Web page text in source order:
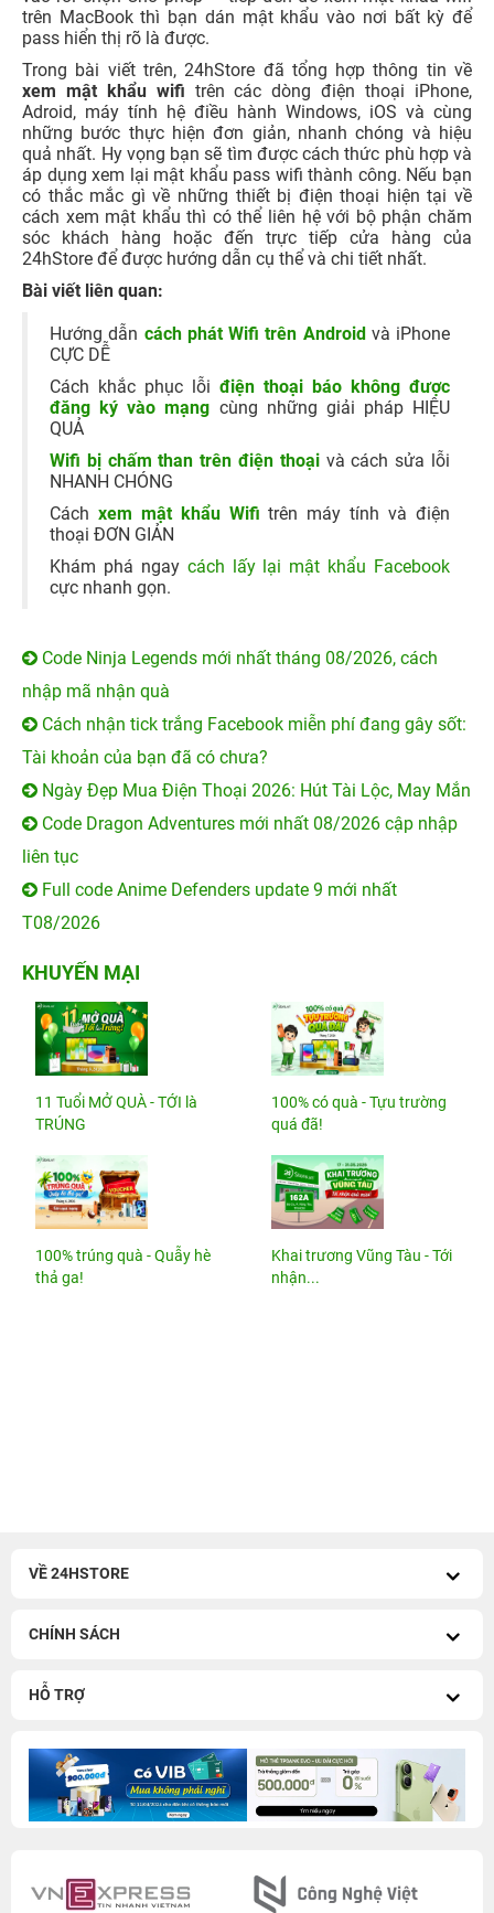
trên MacBook thì bạn dán mật khẩu vào nơi bất kỳ để
pass hiển thị rõ là được.
Trong bài viết trên, 24hStore đã tổng hợp thông tin về
xem mật khẩu wifi trên các dòng điện thoại iPhone,
Adroid, máy tính hệ điều hành Windows, iOS và cùng
những bước thực hiện đơn giản, nhanh chóng và hiệu
quả nhất. Hy vọng bạn sẽ tìm được cách thức phù hợp và
áp dụng xem lại mật khẩu pass wifi thành công. Nếu bạn
có thắc mắc gì về những thiết bị điện thoại hiện tại về
cách xem mật khẩu thì có thể liên hệ với bộ phận chăm
sóc khách hàng hoặc đến trực tiếp cửa hàng của
24hStore để được hướng dẫn cụ thể và chi tiết nhất.
Bài viết liên quan:
Hướng dẫn cách phát Wifi trên Androidvà iPhone
CỰC DỄ
Cách khắc phục lỗi điện thoại báo không được
đăng ký vào mạng cùng những giải pháp HIỆU
QUẢ
Wifi bị chấm than trên điện thoại và cách sửa lỗi
NHANH CHÓNG
Cách xem mật khẩu Wifi trên máy tính và điện
thoại ĐƠN GIẢN
Khám phá ngay cách lấy lại mật khẩu Facebook
cực nhanh gọn.
Code Ninja Legends mới nhất tháng 08/2026, cách
nhập mã nhận quà
Cách nhận tick trắng Facebook miễn phí đang gây sốt:
Tài khoản của bạn đã có chưa?
Ngày Đẹp Mua Điện Thoại 2026: Hút Tài Lộc, May Mắn
Code Dragon Adventures mới nhất 08/2026 cập nhập
liên tục
Full code Anime Defenders update 9 mới nhất
T08/2026
KHUYẾN MẠI
11 Tuổi MỞ QUÀ - TỚI là
TRÚNG
100% có quà - Tựu trường
quá đã!
100% trúng quà - Quẫy hè
thả ga!
Khai trương Vũng Tàu - Tới
nhận...
VỀ 24HSTORE
CHÍNH SÁCH
HỖ TRỢ